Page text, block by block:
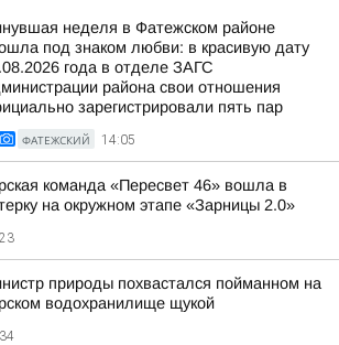
неделя в Фатежском районе
под знаком любви: в красивую дату
года в отделе ЗАГС
района свои отношения
зарегистрировали пять пар
ФАТЕЖСКИЙ 14:05
команда «Пересвет 46» вошла в
на окружном этапе «Зарницы 2.0»
природы похвастался пойманном на
водохранилище щукой